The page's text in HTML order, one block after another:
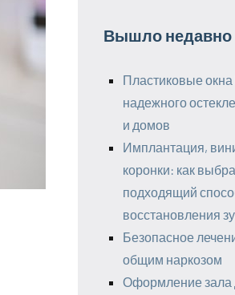
Вышло недавно
Пластиковые окна
надежного
и домов
Имплантация,
коронки: как
подходящий
восстановления
Безопасное
общим наркозом
Оформление зала